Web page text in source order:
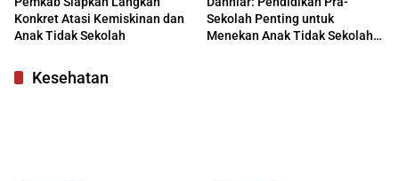
Konkret Atasi Kemiskinan dan
Anak Tidak Sekolah
Sekolah Penting untuk
Menekan Anak Tidak Sekolah
Kesehatan